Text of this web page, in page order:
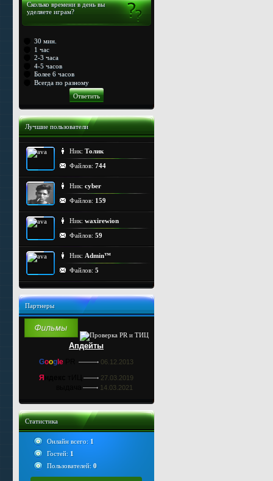
Сколько времени в день вы
уделяете играм?
30 мин.
1 час
2-3 часа
4-5 часов
Более 6 часов
Всегда по разному
Лучшие пользователи
Ник: Толик
Файлов: 744
Ник: cyber
Файлов: 159
Ник: waxirewion
Файлов: 59
Ник: Admin™
Файлов: 5
Партнеры
Апдейты
Google 06.12.2013
Я 27.03.2019
14.03.2021
Статистика
Онлайн всего: 1
Гостей: 1
Пользователей: 0